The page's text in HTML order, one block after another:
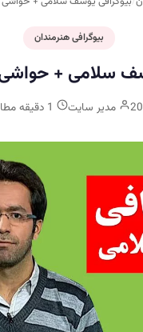
بیوگرافی هنرمندان
سلامی + حواشی
مدیر سایت